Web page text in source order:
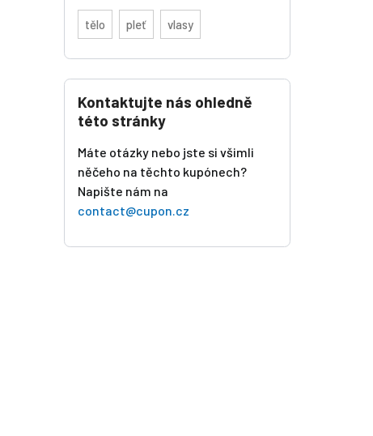
tělo pleť vlasy
Kontaktujte nás ohledně
této stránky
Máte otázky nebo jste si všimli
něčeho na těchto kupónech?
Napište nám na
contact@cupon.cz